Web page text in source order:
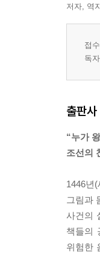
저자, 역
접
독
출판
“누가
조선의
1446년
그림과
사건의
책들의
위험한